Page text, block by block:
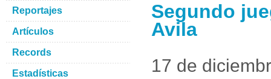
Segundo
Avila
17 de
Reportajes
Artículos
Records
Estadísticas